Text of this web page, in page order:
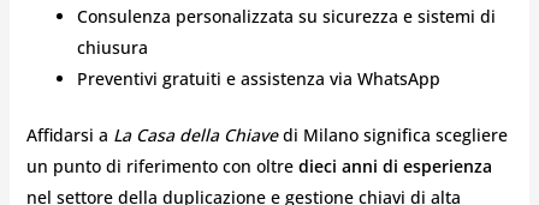
Consulenza personalizzata su sicurezza e sistemi di
chiusura
Preventivi gratuiti e assistenza via WhatsApp
Affidarsi a La Casa della Chiavedi Milano significa scegliere
un punto di riferimento con oltre dieci anni di esperienza
nel settore della duplicazione e gestione chiavi di alta